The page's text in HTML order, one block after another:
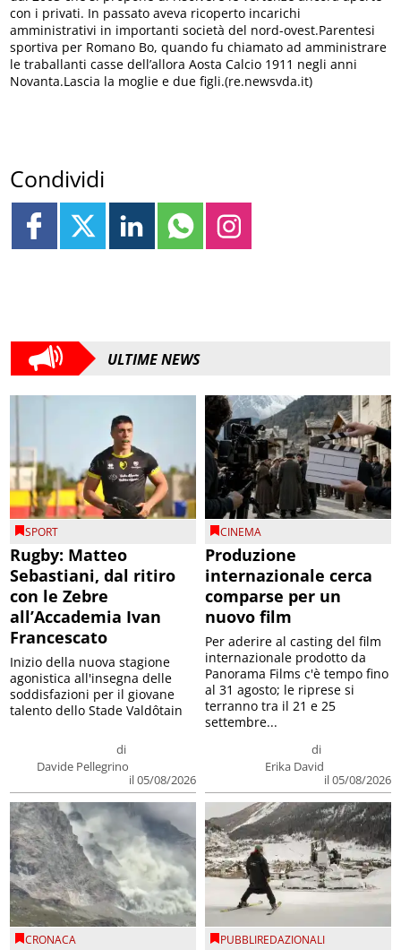
con i privati. In passato aveva ricoperto incarichi
amministrativi in importanti società del nord-ovest.Parentesi
sportiva per Romano Bo, quando fu chiamato ad amministrare
le traballanti casse dell’allora Aosta Calcio 1911 negli anni
Novanta.Lascia la moglie e due figli.(re.newsvda.it)
Condividi
ULTIME NEWS
SPORT
Rugby: Matteo
Sebastiani, dal ritiro
con le Zebre
all’Accademia Ivan
Francescato
di
Davide Pellegrino
il 05/08/2026
Inizio della nuova stagione
agonistica all'insegna delle
soddisfazioni per il giovane
talento dello Stade Valdôtain
CINEMA
Produzione
internazionale cerca
comparse per un
nuovo film
di
Erika David
il 05/08/2026
Per aderire al casting del film
internazionale prodotto da
Panorama Films c'è tempo fino
al 31 agosto; le riprese si
terranno tra il 21 e 25
settembre...
CRONACA PUBBLIREDAZIONALI